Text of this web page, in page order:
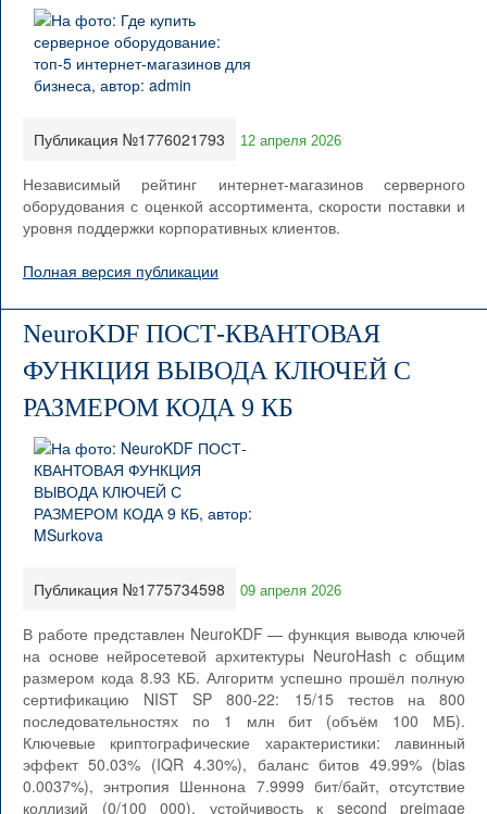
Публикация №1776021793 12 апреля 2026
Независимый рейтинг интернет-магазинов серверного
оборудования с оценкой ассортимента, скорости поставки и
уровня поддержки корпоративных клиентов.
Полная версия публикации
NeuroKDF ПОСТ-КВАНТОВАЯ
ФУНКЦИЯ ВЫВОДА КЛЮЧЕЙ С
РАЗМЕРОМ КОДА 9 КБ
Публикация №1775734598 09 апреля 2026
В работе представлен NeuroKDF — функция вывода ключей
на основе нейросетевой архитектуры NeuroHash с общим
размером кода 8.93 КБ. Алгоритм успешно прошёл полную
сертификацию NIST SP 800-22: 15/15 тестов на 800
последовательностях по 1 млн бит (объём 100 МБ).
Ключевые криптографические характеристики: лавинный
эффект 50.03% (IQR 4.30%), баланс битов 49.99% (bias
0.0037%), энтропия Шеннона 7.9999 бит/байт, отсутствие
коллизий (0/100 000), устойчивость к second preimage